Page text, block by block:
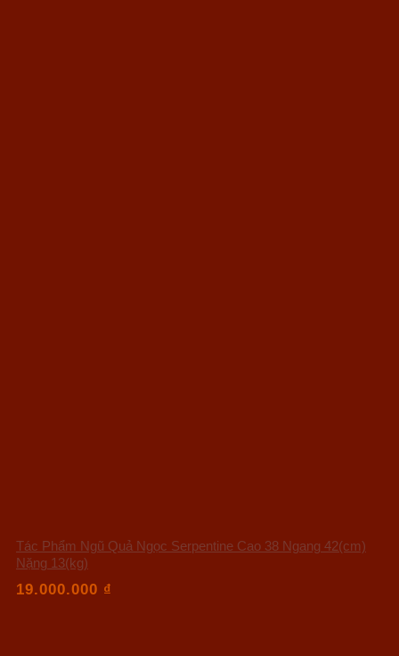
Tác Phẩm Ngũ Quả Ngọc Serpentine Cao 38 Ngang 42(cm)
Nặng 13(kg)
19.000.000 ₫